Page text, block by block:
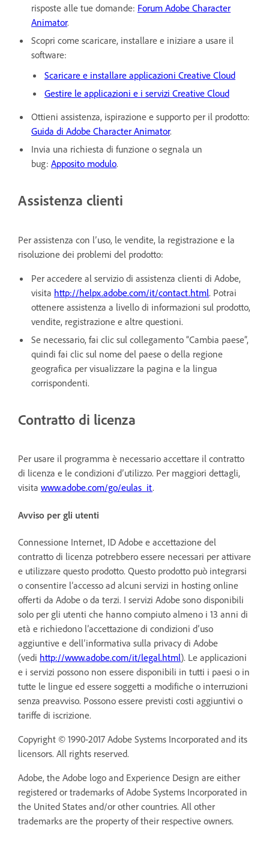
risposte alle tue domande: Forum Adobe Character
Animator.
Scopri come scaricare, installare e iniziare a usare il
software:
Scaricare e installare applicazioni Creative Cloud
Gestire le applicazioni e i servizi Creative Cloud
Ottieni assistenza, ispirazione e supporto per il prodotto:
Guida di Adobe Character Animator.
Invia una richiesta di funzione o segnala un
bug: Apposito modulo.
Assistenza clienti
Per assistenza con l’uso, le vendite, la registrazione e la
risoluzione dei problemi del prodotto:
Per accedere al servizio di assistenza clienti di Adobe,
visita http://helpx.adobe.com/it/contact.html. Potrai
ottenere assistenza a livello di informazioni sul prodotto,
vendite, registrazione e altre questioni.
Se necessario, fai clic sul collegamento “Cambia paese”,
quindi fai clic sul nome del paese o della regione
geografica per visualizzare la pagina e la lingua
corrispondenti.
Contratto di licenza
Per usare il programma è necessario accettare il contratto
di licenza e le condizioni d’utilizzo. Per maggiori dettagli,
visita www.adobe.com/go/eulas_it.
Avviso per gli utenti
Connessione Internet, ID Adobe e accettazione del
contratto di licenza potrebbero essere necessari per attivare
e utilizzare questo prodotto. Questo prodotto può integrarsi
o consentire l’accesso ad alcuni servizi in hosting online
offerti da Adobe o da terzi. I servizi Adobe sono disponibili
solo per gli utenti che hanno compiuto almeno i 13 anni di
età e richiedono l’accettazione di condizioni d’uso
aggiuntive e dell’informativa sulla privacy di Adobe
(vedi http://www.adobe.com/it/legal.html). Le applicazioni
e i servizi possono non essere disponibili in tutti i paesi o in
tutte le lingue ed essere soggetti a modifiche o interruzioni
senza preavviso. Possono essere previsti costi aggiuntivi o
tariffe di iscrizione.
Copyright © 1990-2017 Adobe Systems Incorporated and its
licensors. All rights reserved.
Adobe, the Adobe logo and Experience Design are either
registered or trademarks of Adobe Systems Incorporated in
the United States and/or other countries. All other
trademarks are the property of their respective owners.